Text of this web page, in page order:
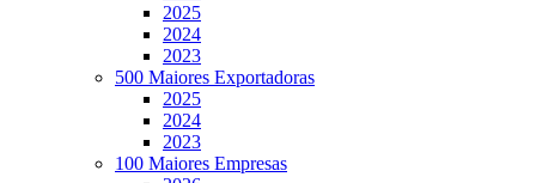
2025
2024
2023
500 Maiores Exportadoras
2025
2024
2023
100 Maiores Empresas